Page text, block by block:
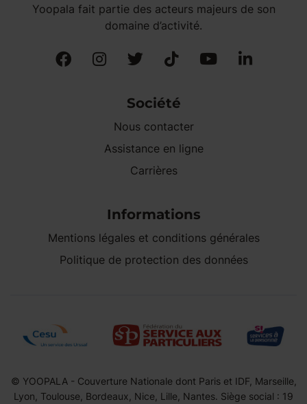
Yoopala fait partie des acteurs majeurs de son
domaine d’activité.
Société
Nous contacter
Assistance en ligne
Carrières
Informations
Mentions légales et conditions générales
Politique de protection des données
© YOOPALA - Couverture Nationale dont Paris et IDF, Marseille,
Lyon, Toulouse, Bordeaux, Nice, Lille, Nantes. Siège social : 19